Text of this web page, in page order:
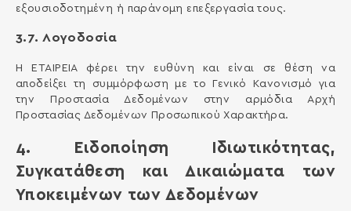
εξουσιοδοτημένη ή παράνομη επεξεργασία τους.
3.7. Λογοδοσία
H ΕΤΑΙΡΕΙΑ φέρει την ευθύνη και είναι σε θέση να
αποδείξει τη συμμόρφωση με το Γενικό Κανονισμό για
την Προστασία Δεδομένων στην αρμόδια Αρχή
Προστασίας Δεδομένων Προσωπικού Χαρακτήρα.
4. Ειδοποίηση Ιδιωτικότητας,
Συγκατάθεση και Δικαιώματα των
Υποκειμένων των Δεδομένων